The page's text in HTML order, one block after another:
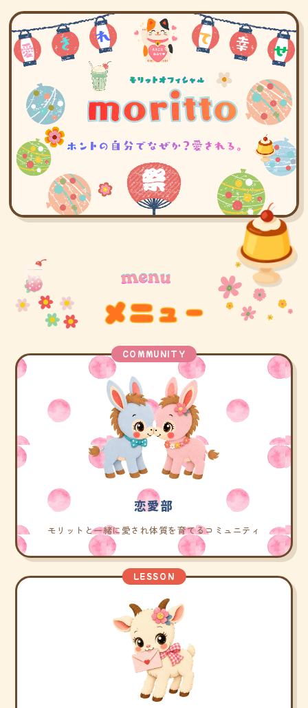
COMMUNITY
恋愛部
モリットと一緒に愛され体質を育てるコミュニティ
LESSON